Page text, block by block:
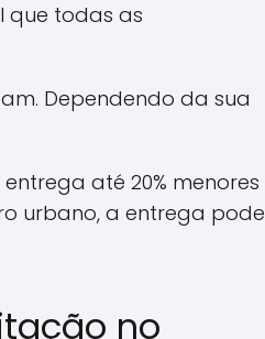
que todas as
Dependendo da sua
até 20% menores
urbano, a entrega pode
no